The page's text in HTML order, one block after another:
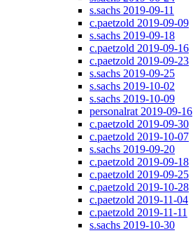
s.sachs 2019-09-11
c.paetzold 2019-09-09
s.sachs 2019-09-18
c.paetzold 2019-09-16
c.paetzold 2019-09-23
s.sachs 2019-09-25
s.sachs 2019-10-02
s.sachs 2019-10-09
personalrat 2019-09-16
c.paetzold 2019-09-30
c.paetzold 2019-10-07
s.sachs 2019-09-20
c.paetzold 2019-09-18
c.paetzold 2019-09-25
c.paetzold 2019-10-28
c.paetzold 2019-11-04
c.paetzold 2019-11-11
s.sachs 2019-10-30